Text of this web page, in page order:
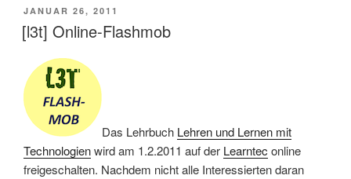
VERÖFFENTLICHT
AM
JANUAR 26, 2011
[l3t] Online-Flashmob
Das Lehrbuch Lehren und Lernen mit
Technologienwird am 1.2.2011 auf der Learntec online
freigeschalten. Nachdem nicht alle Interessierten daran